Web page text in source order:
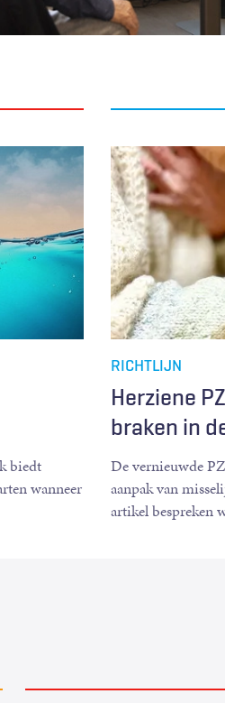
biedt
wanneer
Herziene
braken in
RICHTLIJN
De vernieuwde
aanpak van
artikel bespreken